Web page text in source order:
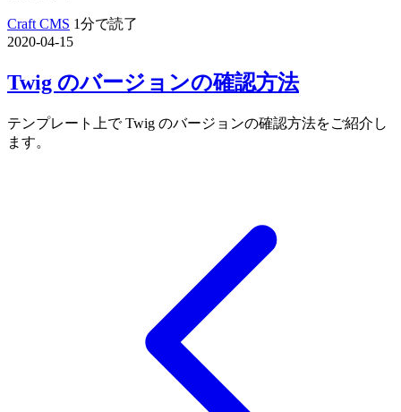
Craft CMS 1分で読了
2020-04-15
Twig のバージョンの確認方法
テンプレート上で Twig のバージョンの確認方法をご紹介し
ます。